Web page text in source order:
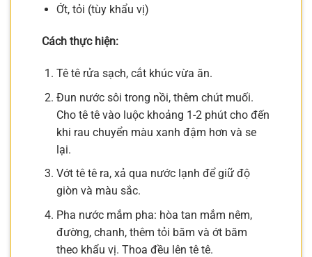
Ớt, tỏi (tùy khẩu vị)
Cách thực hiện:
Tê tê rửa sạch, cắt khúc vừa ăn.
Đun nước sôi trong nồi, thêm chút muối.
Cho tê tê vào luộc khoảng 1-2 phút cho đến
khi rau chuyển màu xanh đậm hơn và se
lại.
Vớt tê tê ra, xả qua nước lạnh để giữ độ
giòn và màu sắc.
Pha nước mắm pha: hòa tan mắm nêm,
đường, chanh, thêm tỏi băm và ớt băm
theo khẩu vị. Thoa đều lên tê tê.